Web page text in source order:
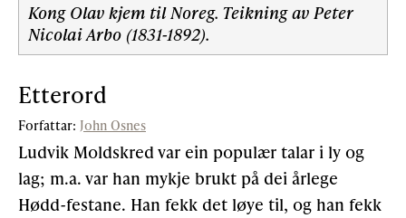
Kong Olav kjem til Noreg. Teikning av Peter
Nicolai Arbo (1831-1892).
Etterord
Forfattar: John Osnes
Ludvik Moldskred var ein populær talar i ly og
lag; m.a. var han mykje brukt på dei årlege
Hødd-festane. Han fekk det løye til, og han fekk